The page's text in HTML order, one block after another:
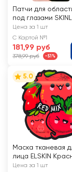
Патчи для
под глазами
Женьшень против
отечности,
Цена за 1 шт
С Картой №1
181,99 руб
378,99 руб -51%
5.0
Маска тканевая
лица ELSKIN
микс
Цена за 1 шт